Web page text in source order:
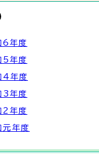
6年度
5年度
4年度
3年度
2年度
元年度